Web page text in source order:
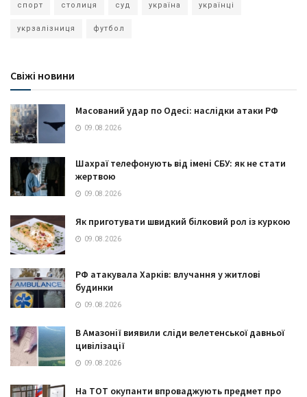
спорт столиця суд україна українці
укрзалізниця футбол
Свіжі новини
Масований удар по Одесі: наслідки атаки РФ
09.08.2026
Шахраї телефонують від імені СБУ: як не стати
жертвою
09.08.2026
Як приготувати швидкий білковий рол із куркою
09.08.2026
РФ атакувала Харків: влучання у житлові
будинки
09.08.2026
В Амазонії виявили сліди велетенської давньої
цивілізації
09.08.2026
На ТОТ окупанти впроваджують предмет про